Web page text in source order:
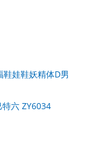
娃鞋妖精体D男
六 ZY6034